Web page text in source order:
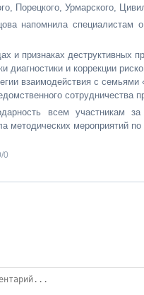
Порецкого, Урмарского,
напомнила
и признаках деструктивных
диагностики и коррекции
взаимодействия с семьями
сотрудничества
всем участникам
методических мероприятий
/0